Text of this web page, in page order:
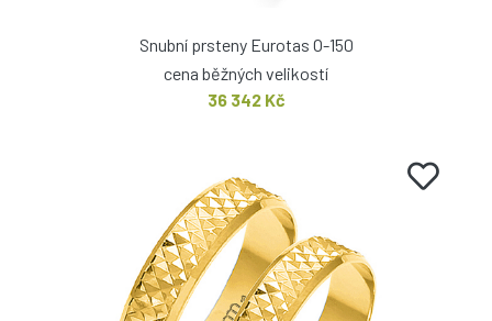
Snubní prsteny Eurotas O-150
cena běžných velikostí
36 342 Kč